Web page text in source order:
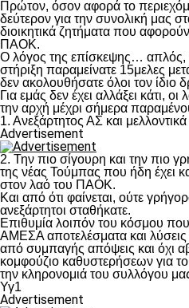
Πρώτον, όσον αφορά το
δεύτερον για την συνολική μας
διοικητικά ζητήματα που
ΠΑΟΚ.
Ο λόγος της επίσκεψης… απλός,
στήριξη παραμείνατε 15μελες
δεν ακολουθήσατε όλοι τον ίδιο
Για εμάς δεν έχει αλλάξει κάτι,
την αρχή μέχρι σήμερα
1. Ανεξάρτητος ΑΣ και
Advertisement
2. Την πιο σίγουρη και την πιο
της νέας Τούμπας που ήδη έχει
στον λαό του ΠΑΟΚ.
Και από ότι φαίνεται, ούτε
ανεξάρτητοι σταθήκατε.
Επιθυμία λοιπόν του κόσμου
ΑΜΕΣΑ αποτελέσματα και λύσεις
από συμπαγής απόψεις και όχι
κομφούζιο καθυστερήσεων για το
την κληρονομιά του συλλόγου
Υγ1
Advertisement